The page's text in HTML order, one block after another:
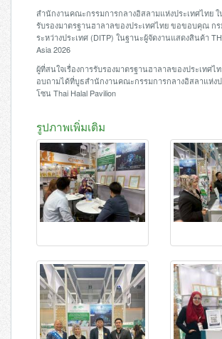
สำนักงานคณะกรรมการกลางอิสลามแห่งประเทศไทย
รับรองมาตรฐานฮาลาลของประเทศไทย ขอขอบคุณ กร
ระหว่างประเทศ (DITP) ในฐานะผู้จัดงานแสดงสินค้า
Asia 2026
ผู้ที่สนใจเรื่องการรับรองมาตรฐานฮาลาลของประเทศไ
อบถามได้ที่บูธสำนักงานคณะกรรมการกลางอิสลาแห่งป
โซน Thai Halal Pavilion
รูปภาพเพิ่มเติม